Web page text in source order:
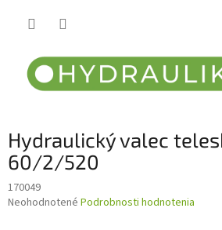
Hydraulický valec
60/2/520
170049
Priemerné
Neohodnotené Podrobnosti hodnotenia